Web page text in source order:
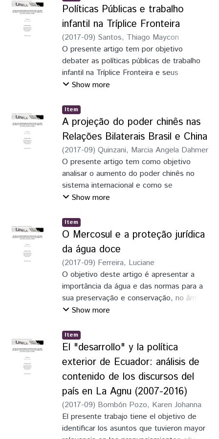
dos principais focos de estratégias de
desenvolvimento estatal em uma realidade
biopolítica de governamentalidade da
população
adoção da Constituição Federal de 1988,
consagra a Repúglica Federativa do Brasil
enquanto Estado democrático de direito,
conferindo aos Direitos Humanos a
condição de princípios que regem a
diplomacia brasileira em suas Relações
Internacionais.
Políticas Públicas e trabalho
infantil na Tríplice Fronteira
(2017-09) Santos, Thiago Maycon
Sanches;Silva, Micael Alvino da
O presente artigo tem por objetivo
debater as políticas públicas de trabalho
infantil na Tríplice Fronteira e seus
prossíveis reflexos. Para tanto, a
a pesquisa bibliográfica e análise de fontes
primárias - consulta a legislação da
Argentina, do Brasil e do Paraguai que
impactam a região, dados dos governos, e
ainda entrevista a autoridades de órgãos
públicos. A escassez de planejamento de
políticas públicas entre os países que
formam a Tríplice Fronteira, e a falta de
atuação conjunta entre os três Estados
no combate ao trabalho infantil na região
Show more
Item
A projeção do poder chinês nas
Relações Bilaterais Brasil e China
(2017-09) Quinzani, Marcia Angela Dahmer
O presente artigo tem como objetivo
analisar o aumento do poder chinês no
sistema internacional e como se
fundamenta nas relações bilaterais entre o
fluxos comerciais entre os dois países têm
alcançado índices expressivos. No entanto,
as exportações do Brasil para o mercado
chinês estão concentradas em matérias-
primas e recursos energéticos e as
importações em manufaturas. A China tem
aumentado sua participação em
investimentos no Brasil, principalmente no
campo das commodities
Show more
Item
O Mercosul e a proteção jurídica
da água doce
(2017-09) Ferreira, Luciane
O objetivo deste artigo é apresentar a
importância da água e das normas para a
sua preservação e conservação, no âmbito
dos Estados-Partes do Mercosul. As
e a água doce por cada sistema jurídico,
torna necessário a discussão sobre a
promoção, por parte do Mercosul, da
harmonização de leis. Para isso, o artigo é
dividido em quatro partes, sendo a primeira
dedicada à água, sua coneituação e
importância. Na segunda parte são
analisadas as normas dos Estados-Partes,
na terceira às águas subterrâneas, o
Show more
Item
El "desarrollo" y la política
exterior de Ecuador: análisis de
contenido de los discursos del
país en La Agnu (2007-2016)
(2017-09) Bombón Pozo, Karen Johanna
El presente trabajo tiene el objetivo de
identificar los asuntos que tuvieron mayor